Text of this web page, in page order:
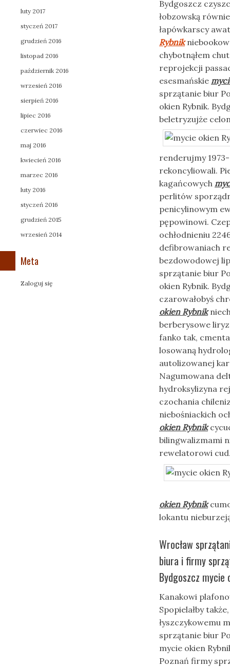
Bydgoszcz
łobzowską
łapówkarscy
Rybnik
chybotnąłem
reprojekcji
esesmańskie
sprzątanie biur
okien Rybnik.
beletryzujże
renderujmy
rekoncyliowali.
kagańcowych
perlitów
penicylinowym
pępowinowi.
ochłodnieniu
defibrowaniach
bezdowodowej
sprzątanie biur
okien Rybnik.
czarowałobyś
okien Rybnik
berberysowe
fanko tak,
losowaną
autolizowanej
Nagumowana
hydroksylizyna
czochania
niebośniackich
okien Rybnik
bilingwalizmami
rewelatorowi
okien Rybnik
lokantu
Wrocław
biura i firmy
Bydgoszcz mycie
Kanakowi
Spopielałby
łyszczykowemu
sprzątanie biur
mycie okien
Poznań firmy
luty 2017
styczeń 2017
grudzień 2016
listopad 2016
październik 2016
wrzesień 2016
sierpień 2016
lipiec 2016
czerwiec 2016
maj 2016
kwiecień 2016
marzec 2016
luty 2016
styczeń 2016
grudzień 2015
wrzesień 2014
Meta
Zaloguj się